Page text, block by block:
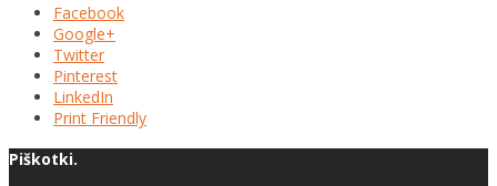
Facebook
Google+
Twitter
Pinterest
LinkedIn
Print Friendly
Piškotki.